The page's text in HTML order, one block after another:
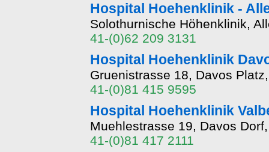
Hospital Hoehenklinik -
Solothurnische Höhenklinik,
41-(0)62 209 3131
Hospital Hoehenklinik
Gruenistrasse 18, Davos
41-(0)81 415 9595
Hospital Hoehenklinik
Muehlestrasse 19, Davos
41-(0)81 417 2111